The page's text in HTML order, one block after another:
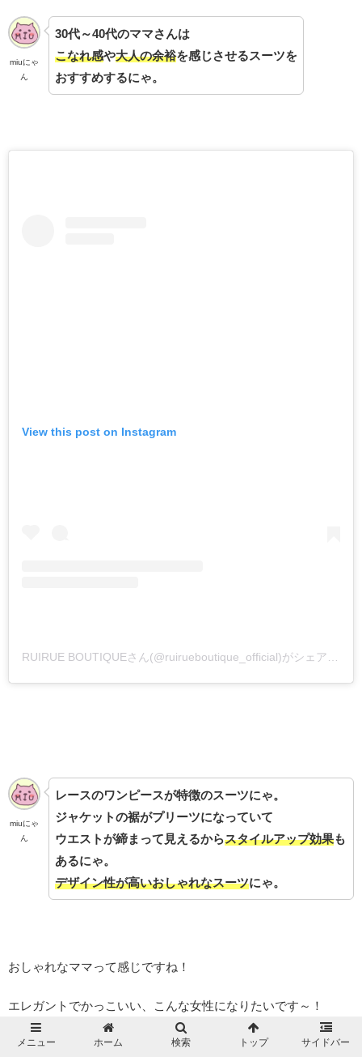
miuにゃ
ん
30代～40代のママさんは
こなれ感や大人の余裕を感じさせるスーツを
おすすめするにゃ。
View this post on Instagram
RUIRUE BOUTIQUEさん(@ruirueboutique_official)がシェアした投稿
miuにゃ
ん
レースのワンピースが特徴のスーツにゃ。
ジャケットの裾がプリーツになっていて
ウエストが締まって見えるからスタイルアップ効果も
あるにゃ。
デザイン性が高いおしゃれなスーツにゃ。
おしゃれなママって感じですね！
エレガントでかっこいい、こんな女性になりたいです～！
スタイルアップ効果もあるなんて、 お尻の大きさが気になる私
メニュー ホーム 検索 トップ サイドバー